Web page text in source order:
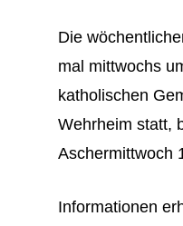
Die
mal mittwochs
katholischen
Wehrheim statt,
Aschermittwoch
Informationen